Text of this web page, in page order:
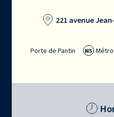
221 avenue
Porte de Pantin M5